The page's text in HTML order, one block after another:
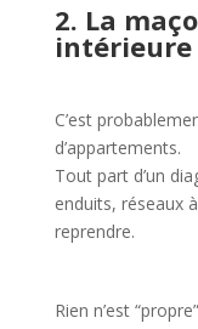
2. La
intérieure
C’est
d’appartements.
Tout part d’un
enduits, réseaux
reprendre.
Rien n’est